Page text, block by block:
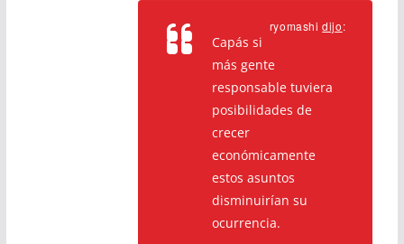
ryomashidijo:
Capás si
más gente
responsable tuviera
posibilidades de
crecer
económicamente
estos asuntos
disminuirían su
ocurrencia.